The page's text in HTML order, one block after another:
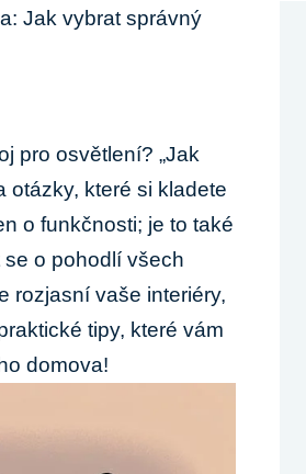
Jak vybrat správný
pro osvětlení? „Jak
otázky, které si kladete
o funkčnosti; je to také
o pohodlí všech
rozjasní vaše interiéry,
tipy, které vám
domova!